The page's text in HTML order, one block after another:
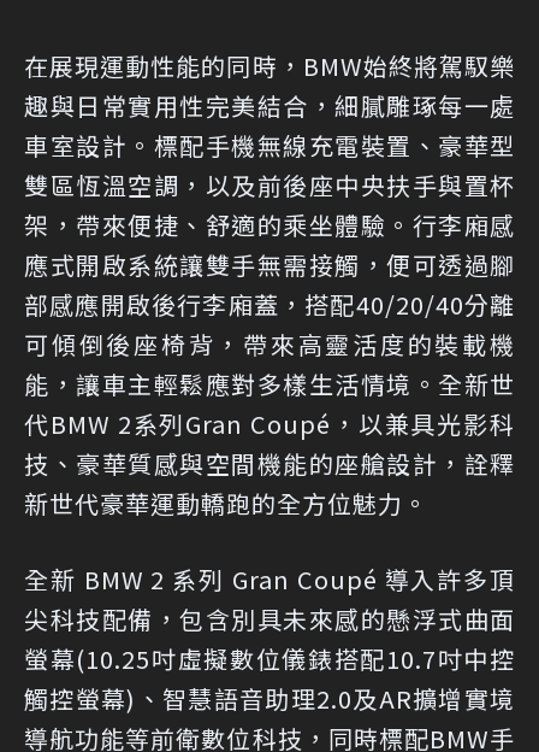
在展現運動性能的同時，BMW始終將駕馭樂
趣與日常實用性完美結合，細膩雕琢每一處
車室設計。標配手機無線充電裝置、豪華型
雙區恆溫空調，以及前後座中央扶手與置杯
架，帶來便捷、舒適的乘坐體驗。行李廂感
應式開啟系統讓雙手無需接觸，便可透過腳
部感應開啟後行李廂蓋，搭配40/20/40分離
可傾倒後座椅背，帶來高靈活度的裝載機
能，讓車主輕鬆應對多樣生活情境。全新世
代BMW 2系列Gran Coupé，以兼具光影科
技、豪華質感與空間機能的座艙設計，詮釋
新世代豪華運動轎跑的全方位魅力。
全新 BMW 2 系列 Gran Coupé 導入許多頂
尖科技配備，包含別具未來感的懸浮式曲面
螢幕(10.25吋虛擬數位儀錶搭配10.7吋中控
觸控螢幕)、智慧語音助理2.0及AR擴增實境
導航功能等前衛數位科技，同時標配BMW手